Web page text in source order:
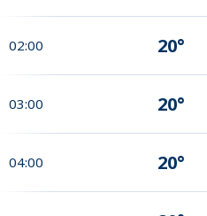
02:00 20°
03:00 20°
04:00 20°